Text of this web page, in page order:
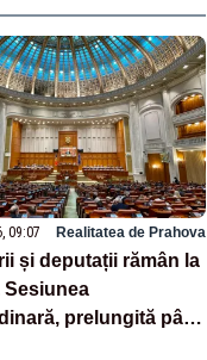
09:07 Realitatea de Prahova
și deputații rămân la
Sesiunea
prelungită până